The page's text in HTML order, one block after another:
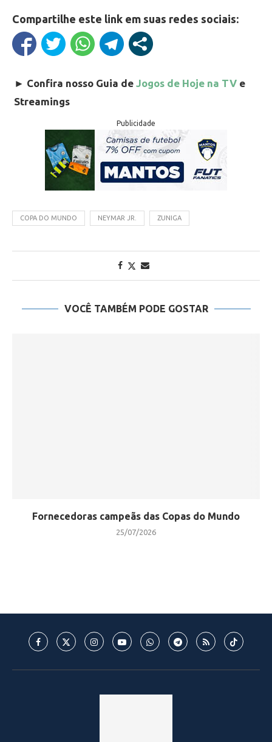
Compartilhe este link em suas redes sociais:
► Confira nosso Guia de Jogos de Hoje na TV e
Streamings
Publicidade
COPA DO MUNDO NEYMAR JR. ZUNIGA
VOCÊ TAMBÉM PODE GOSTAR
Fornecedoras campeãs das Copas do Mundo
25/07/2026